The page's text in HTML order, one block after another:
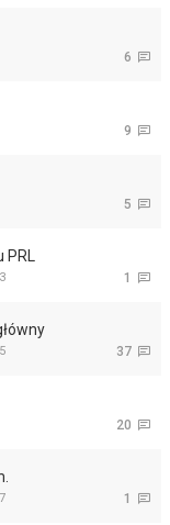
6
9
5
1
37
20
1